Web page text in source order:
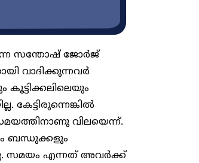
സന്തോഷ് ജോർജ്
വാദിക്കുന്നവർ
കൂട്ടിക്കലിലെയും
കേട്ടിരുന്നെങ്കിൽ
വിലയെന്ന്.
ബന്ധുക്കളും
സമയം എന്നത് അവർക്ക്